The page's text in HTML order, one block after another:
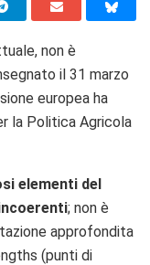
non è
il 31 marzo
europea ha
la Politica Agricola
elementi del
; non è
approfondita
(punti di